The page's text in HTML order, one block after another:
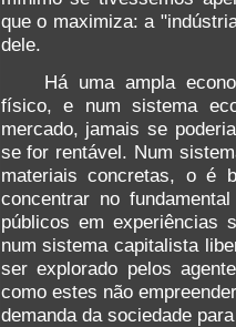
que o maximiza: a
dele.
Há uma ampla
físico, e num sistema
mercado, jamais se
se for rentável. Num
materiais concretas, o é
concentrar no
públicos em experiências
num sistema capitalista
ser explorado pelos
como estes não
demanda da sociedade